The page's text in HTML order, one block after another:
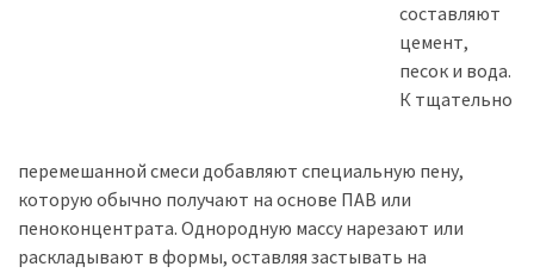
составляют
цемент,
песок и вода.
К тщательно
перемешанной смеси добавляют специальную пену,
которую обычно получают на основе ПАВ или
пеноконцентрата. Однородную массу нарезают или
раскладывают в формы, оставляя застывать на